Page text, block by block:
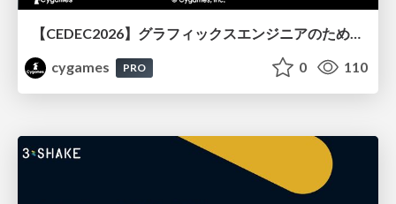
【CEDEC2026】グラフィックスエンジニアのためのニューラルシェーディング入門
cygames
PRO 0 110